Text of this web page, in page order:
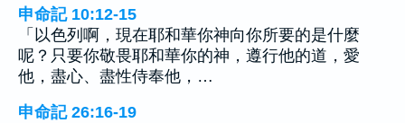
申命記 10:12-15
「以色列啊，現在耶和華你神向你所要的是什麼
呢？只要你敬畏耶和華你的神，遵行他的道，愛
他，盡心、盡性侍奉他，…
申命記 26:16-19